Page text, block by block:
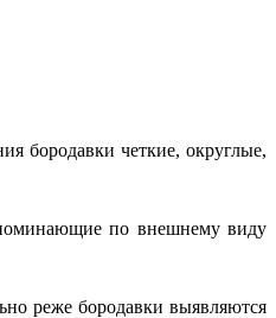
бородавки четкие, округлые,
по внешнему виду
реже бородавки выявляются